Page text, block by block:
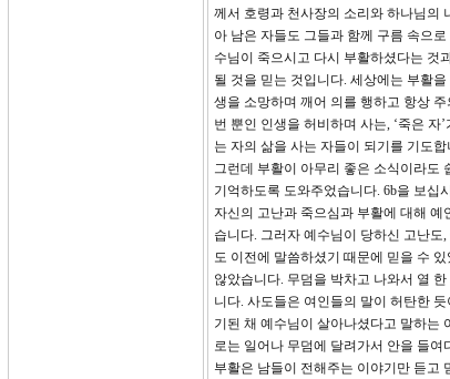
께서 호령과 천사장의 소리와 하나님의
아 남은 자들도 그들과 함께 구름 속으
수님이 죽으시고 다시 부활하셨다는 것
될 것을 믿는 것입니다. 세상에는 부활
생을 소망하며 깨어 의를 행하고 항상
번 뿐인 인생을 허비하며 사는, ‘죽은
는 자의 삶을 사는 자들이 되기를 기도합
그런데 부활이 아무리 좋은 소식이라도
기억하도록 도와주었습니다. 6b을 보십
자신의 고난과 죽으심과 부활에 대해 예
습니다. 그러자 예수님이 당하신 고난
도 이전에 말씀하셨기 때문에 믿을 수
않았습니다. 무덤을 박차고 나와서 열
니다. 사도들은 여인들의 말이 허탄한
기된 채 예수님이 살아나셨다고 말하는
로는 일어나 무덤에 달려가서 안을 들
부활은 남들이 전해주는 이야기만 듣고